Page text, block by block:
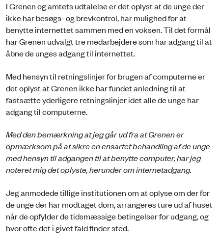
I Grenen og amtets udtalelse er det oplyst at de unge der
ikke har besøgs- og brevkontrol, har mulighed for at
benytte internettet sammen med en voksen. Til det formål
har Grenen udvalgt tre medarbejdere som har adgang til at
åbne de unges adgang til internettet.
Med hensyn til retningslinjer for brugen af computerne er
det oplyst at Grenen ikke har fundet anledning til at
fastsætte yderligere retningslinjer idet alle de unge har
adgang til computerne.
Med den bemærkning at jeg går ud fra at Grenen er
opmærksom på at sikre en ensartet behandling af de unge
med hensyn til adgangen til at benytte computer, har jeg
noteret mig det oplyste, herunder om internetadgang.
Jeg anmodede tillige institutionen om at oplyse om der for
de unge der har modtaget dom, arrangeres ture ud af huset
når de opfylder de tidsmæssige betingelser for udgang, og
hvor ofte det i givet fald finder sted.